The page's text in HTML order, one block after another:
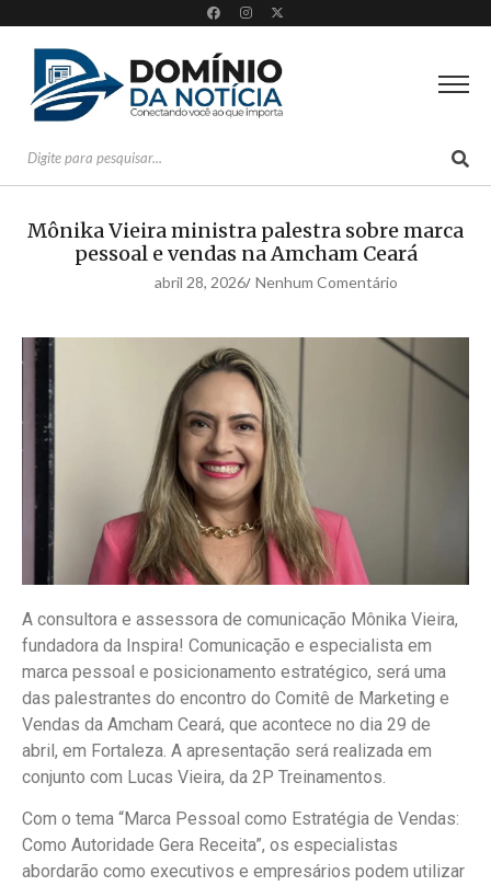
Mônika Vieira ministra palestra sobre marca
pessoal e vendas na Amcham Ceará
abril 28, 2026/ Nenhum Comentário
A consultora e assessora de comunicação Mônika Vieira,
fundadora da Inspira! Comunicação e especialista em
marca pessoal e posicionamento estratégico, será uma
das palestrantes do encontro do Comitê de Marketing e
Vendas da Amcham Ceará, que acontece no dia 29 de
abril, em Fortaleza. A apresentação será realizada em
conjunto com Lucas Vieira, da 2P Treinamentos.
Com o tema “Marca Pessoal como Estratégia de Vendas:
Como Autoridade Gera Receita”, os especialistas
abordarão como executivos e empresários podem utilizar